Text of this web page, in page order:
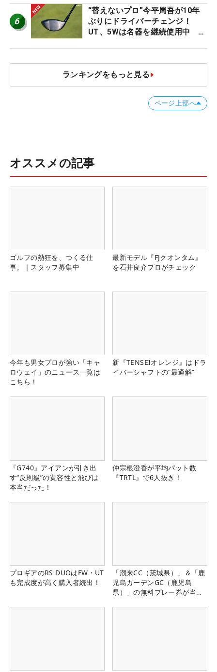
6
“替えないプロ”今平周吾が10年
ぶりにドライバーチェンジ！
UT、5Wは名器を継続使用中 #
ランキングをもっと見る
ページ上部へ
オススメの記事
ゴルフの熱狂を、つくる仕
事。｜スタッフ募集中
最新モデル『FJクオンタム』
を石井良介プロがチェック
今年も男女プロが強い「キャ
ロウェイ」のニュース一覧は
こちら！
新『TENSEIオレンジ』はドラ
イバーシャフトの“最適解”
『G740』アイアンが引き出
す“反則級”の寛容性と飛びは
本当だった！
仲宗根澄香が平均パット数
『TRTL』で6人抜き！
プロギアのRS DUOはFW・UT
も完成度が高く購入者続出！
「潮来CC（茨城県）」＆「鹿
児島ガーデンGC（鹿児島
県）」の無料プレー券が当た